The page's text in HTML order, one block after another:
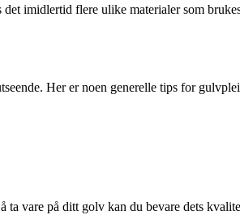
imidlertid flere ulike materialer som
Her er noen generelle tips for
vare på ditt golv kan du bevare dets